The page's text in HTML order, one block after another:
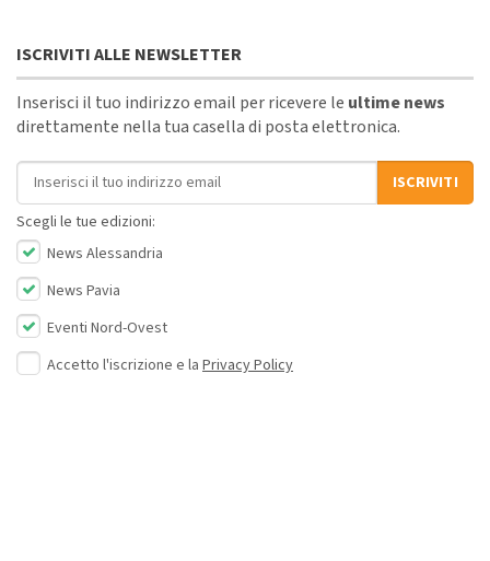
ISCRIVITI ALLE NEWSLETTER
Inserisci il tuo indirizzo email per ricevere le ultime news
direttamente nella tua casella di posta elettronica.
Indirizzo email
ISCRIVITI
Scegli le tue edizioni:
News Alessandria
News Pavia
Eventi Nord-Ovest
Accetto l'iscrizione e la Privacy Policy